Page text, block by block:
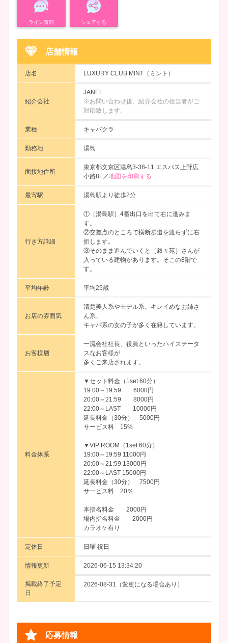
ライン質問 シェアする
店舗情報
店名 LUXURY CLUB MINT（ミント）
紹介会社
JANEL
※お問い合わせ後、紹介会社の担当者がご
対応致します。
業種 キャバクラ
勤務地 湯島
面接地住所
東京都文京区湯島3-38-11 エスパス上野広
小路8F／地図を印刷する
最寄駅 湯島駅より徒歩2分
行き方詳細
①［湯島駅］4番出口を出て右に進みま
す。
②交差点のところで横断歩道を渡らずに右
折します。
③そのまま進んでいくと［叙々苑］さんが
入っている建物があります。そこの8階で
す。
平均年齢 平均25歳
お店の雰囲気
清楚美人系やモデル系、キレイめなお姉さ
ん系、
キャバ系の女の子が多く在籍しています。
お客様層
一流会社社長、役員といったハイステータ
スなお客様が
多くご来店されます。
料金体系
▼セット料金（1set 60分）
19:00～19:59 6000円
20:00～21:59 8000円
22:00～LAST 10000円
延長料金（30分） 5000円
サービス料 15%
▼VIP ROOM（1set 60分）
19:00～19:59 11000円
20:00～21:59 13000円
22:00～LAST 15000円
延長料金（30分） 7500円
サービス料 20％
本指名料金 2000円
場内指名料金 2000円
カラオケ有り
定休日 日曜 祝日
情報更新 2026-06-15 13:34:20
掲載終了予定
日
2026-08-31（変更になる場合あり）
応募情報